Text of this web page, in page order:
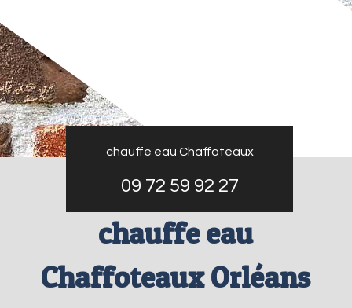
chauffe eau Chaffoteaux
09 72 59 92 27
chauffe eau
Chaffoteaux Orléans